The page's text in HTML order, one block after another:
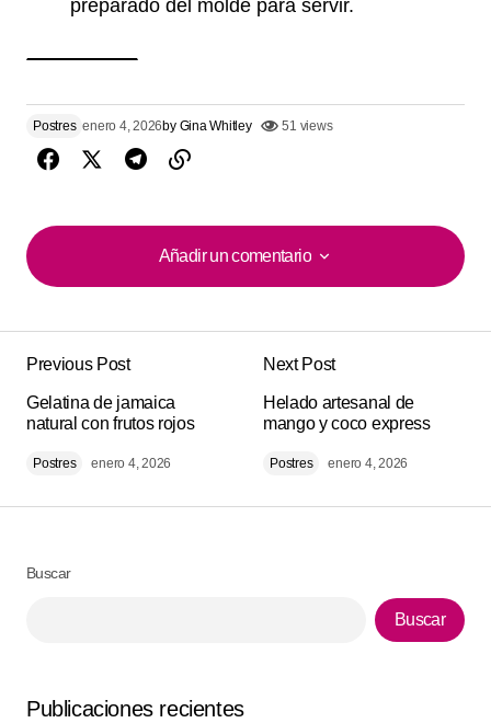
preparado del molde para servir.
Postres enero 4, 2026by Gina Whitley 51 views
Añadir un comentario
Añadir un comentario
publicada. Los campos obligatorios están
marcados con*
Previous Post
Gelatina de jamaica
natural con frutos rojos
Postres enero 4, 2026
Next Post
Helado artesanal de
mango y coco express
Postres enero 4, 2026
Buscar
Buscar
Publicaciones recientes